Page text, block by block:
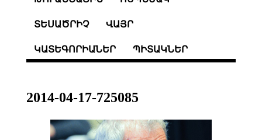
ՏԵՍԱԾՐԻՉ ՎԱՅՐ
ԿԱՏԵԳՈՐԻԱՆԵՐ ՊԻՏԱԿՆԵՐ
2014-04-17-725085